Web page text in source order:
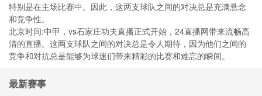
特别是在主场比赛中。因此，这两支球队之间的对决总是充满悬念
和竞争性。
北京时间:中甲，vs石家庄功夫直播正式开始，24直播网带来流畅高
清的直播。这两支球队之间的对决总是令人期待，因为他们之间的
竞争和对抗总是能够为球迷们带来精彩的比赛和难忘的瞬间。
最新赛事